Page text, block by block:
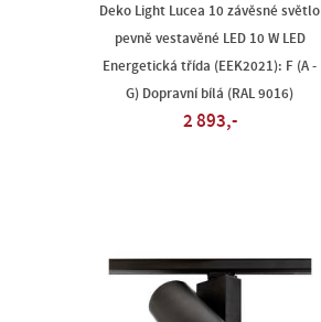
Deko Light Lucea 10 závěsné světlo
pevně vestavěné LED 10 W LED
Energetická třída (EEK2021): F (A -
G) Dopravní bílá (RAL 9016)
2 893,-